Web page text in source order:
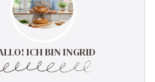
ICH BIN INGRID